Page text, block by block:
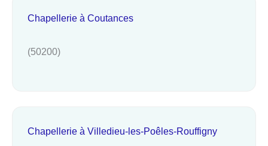
Chapellerie à Coutances
(50200)
Chapellerie à Villedieu-les-Poêles-Rouffigny